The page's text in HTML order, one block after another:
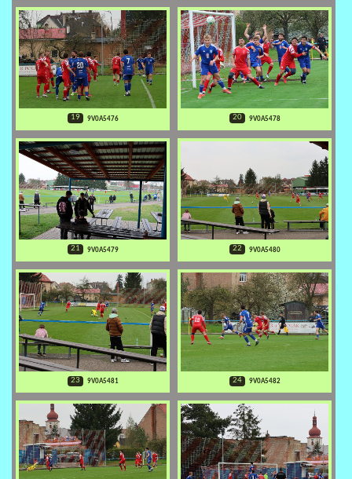
19 9V0A5476 20 9V0A5478
21 9V0A5479 22 9V0A5480
23 9V0A5481 24 9V0A5482